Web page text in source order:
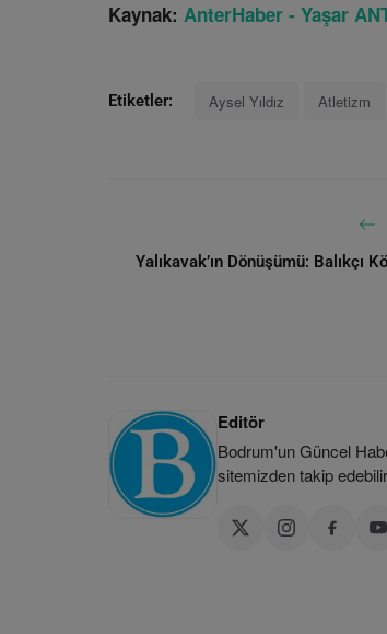
Kaynak: AnterHaber - Yaşar
Etiketler: Aysel Yıldız Atletizm
Yalıkavak’ın Dönüşümü: Balıkçı
Editör
Bodrum'un Güncel
sitemizden takip